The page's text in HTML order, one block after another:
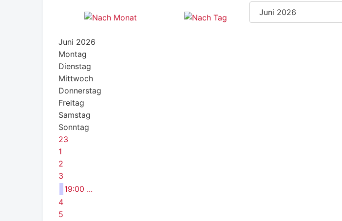
Juni 2026
Montag
Dienstag
Mittwoch
Donnerstag
Freitag
Samstag
Sonntag
23
1
2
3
19:00 ...
4
5